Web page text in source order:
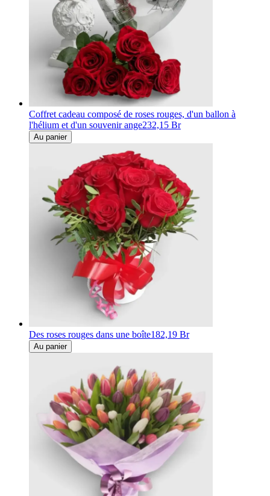
Coffret cadeau composé de roses rouges, d'un ballon à
l'hélium et d'un souvenir ange232,15 Br
Au panier
Des roses rouges dans une boîte182,19 Br
Au panier